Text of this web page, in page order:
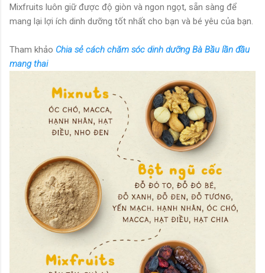
Mixfruits luôn giữ được độ giòn và ngon ngọt, sẵn sàng để
mang lại lợi ích dinh dưỡng tốt nhất cho bạn và bé yêu của bạn.
Tham khảo Chia sẻ cách chăm sóc dinh dưỡng Bà Bầu lần đầu
mang thai